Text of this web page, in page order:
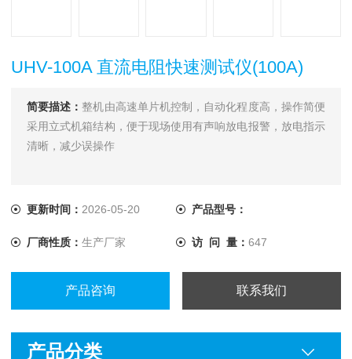
UHV-100A 直流电阻快速测试仪(100A)
简要描述：整机由高速单片机控制，自动化程度高，操作简便
采用立式机箱结构，便于现场使用有声响放电报警，放电指示
清晰，减少误操作
更新时间： 2026-05-20 产品型号：
厂商性质： 生产厂家 访 问 量： 647
产品咨询 联系我们
产品分类